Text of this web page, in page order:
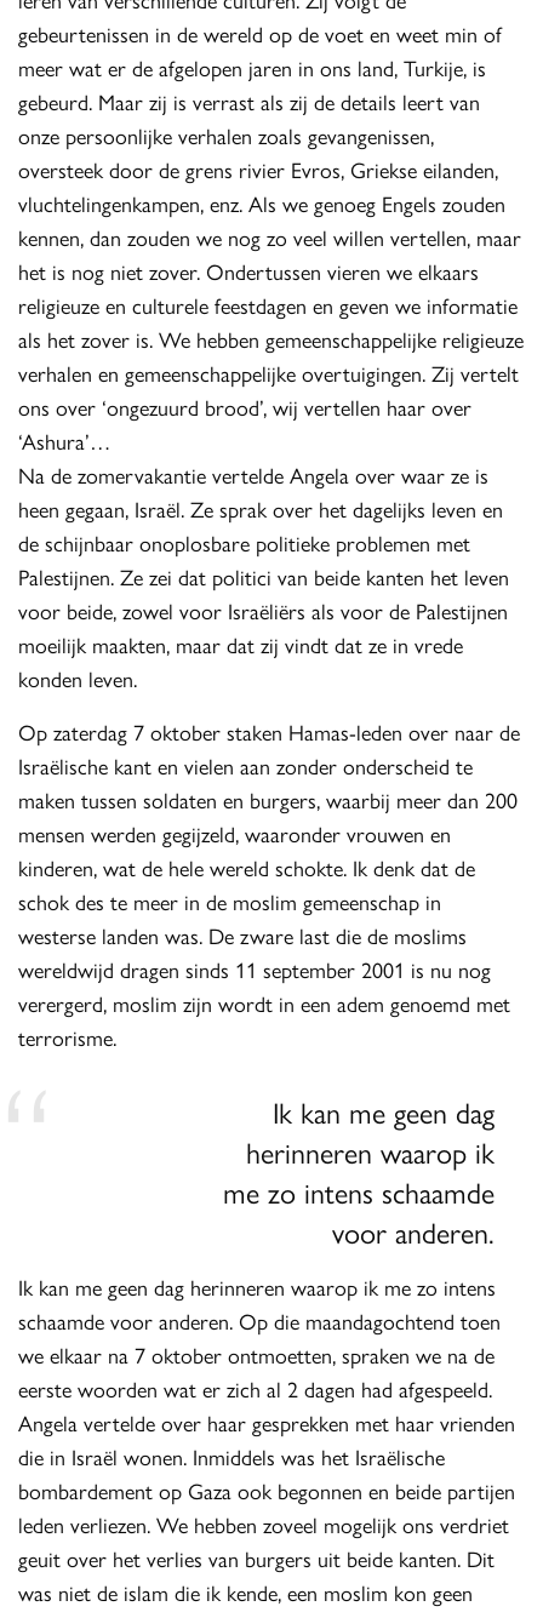
gebeurtenissen in de wereld op de voet en weet min of
meer wat er de afgelopen jaren in ons land, Turkije, is
gebeurd. Maar zij is verrast als zij de details leert van
onze persoonlijke verhalen zoals gevangenissen,
oversteek door de grens rivier Evros, Griekse eilanden,
vluchtelingenkampen, enz. Als we genoeg Engels zouden
kennen, dan zouden we nog zo veel willen vertellen, maar
het is nog niet zover. Ondertussen vieren we elkaars
religieuze en culturele feestdagen en geven we informatie
als het zover is. We hebben gemeenschappelijke religieuze
verhalen en gemeenschappelijke overtuigingen. Zij vertelt
ons over ‘ongezuurd brood’, wij vertellen haar over
‘Ashura’…
Na de zomervakantie vertelde Angela over waar ze is
heen gegaan, Israël. Ze sprak over het dagelijks leven en
de schijnbaar onoplosbare politieke problemen met
Palestijnen. Ze zei dat politici van beide kanten het leven
voor beide, zowel voor Israëliërs als voor de Palestijnen
moeilijk maakten, maar dat zij vindt dat ze in vrede
konden leven.
Op zaterdag 7 oktober staken Hamas-leden over naar de
Israëlische kant en vielen aan zonder onderscheid te
maken tussen soldaten en burgers, waarbij meer dan 200
mensen werden gegijzeld, waaronder vrouwen en
kinderen, wat de hele wereld schokte. Ik denk dat de
schok des te meer in de moslim gemeenschap in
westerse landen was. De zware last die de moslims
wereldwijd dragen sinds 11 september 2001 is nu nog
verergerd, moslim zijn wordt in een adem genoemd met
terrorisme.
Ik kan me geen dag
herinneren waarop ik
me zo intens schaamde
voor anderen.
Ik kan me geen dag herinneren waarop ik me zo intens
schaamde voor anderen. Op die maandagochtend toen
we elkaar na 7 oktober ontmoetten, spraken we na de
eerste woorden wat er zich al 2 dagen had afgespeeld.
Angela vertelde over haar gesprekken met haar vrienden
die in Israël wonen. Inmiddels was het Israëlische
bombardement op Gaza ook begonnen en beide partijen
leden verliezen. We hebben zoveel mogelijk ons verdriet
geuit over het verlies van burgers uit beide kanten. Dit
was niet de islam die ik kende, een moslim kon geen